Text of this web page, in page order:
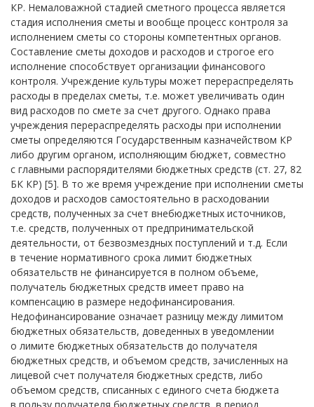
КР. Немаловажной стадией сметного процесса является
стадия исполнения сметы и вообще процесс контроля за
исполнением сметы со стороны компетентных органов.
Составление сметы доходов и расходов и строгое его
исполнение способствует организации финансового
контроля. Учреждение культуры может перераспределять
расходы в пределах сметы, т.е. может увеличивать один
вид расходов по смете за счет другого. Однако права
учреждения перераспределять расходы при исполнении
сметы определяются Государственным казначейством КР
либо другим органом, исполняющим бюджет, совместно
с главными распорядителями бюджетных средств (ст. 27, 82
БК КР) [5]. В то же время учреждение при исполнении сметы
доходов и расходов самостоятельно в расходовании
средств, полученных за счет внебюджетных источников,
т.е. средств, полученных от предпринимательской
деятельности, от безвозмездных поступлений и т.д. Если
в течение нормативного срока лимит бюджетных
обязательств не финансируется в полном объеме,
получатель бюджетных средств имеет право на
компенсацию в размере недофинансирования.
Недофинансирование означает разницу между лимитом
бюджетных обязательств, доведенных в уведомлении
о лимите бюджетных обязательств до получателя
бюджетных средств, и объемом средств, зачисленных на
лицевой счет получателя бюджетных средств, либо
объемом средств, списанных с единого счета бюджета